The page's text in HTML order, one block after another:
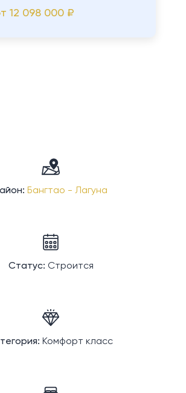
12 098 000 ₽
Бангтао - Лагуна
Статус: Строится
Комфорт класс